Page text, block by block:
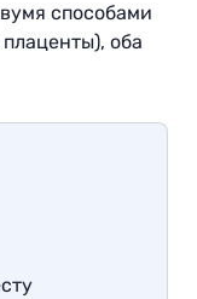
способами
оба